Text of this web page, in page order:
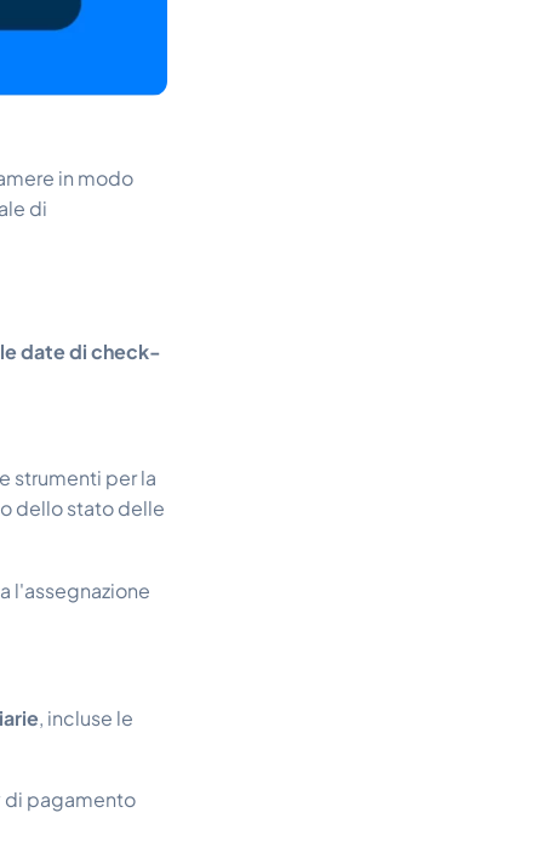
in modo
di
date di check-
strumenti per la
dello stato delle
l'assegnazione
, incluse le
di pagamento